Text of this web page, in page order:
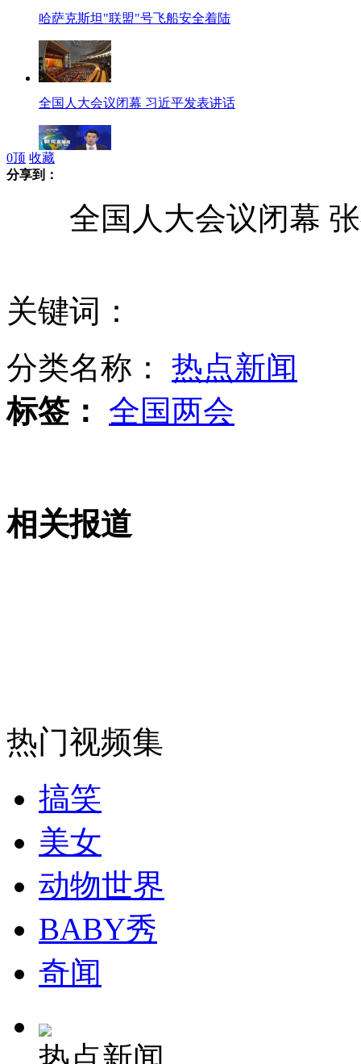
哈萨克斯坦"联盟"号飞船安全着陆
全国人大会议闭幕 习近平发表讲话
朝敦促美弃敌视政策 否则无意对话
阿民众游行抗议美特种部队滞留
女孩北京地铁殴打老人 痛下狠手拳打脚踢
无痛分娩是否安全 医生回应
外交部：反对强权政治霸凌主义
外交部：有关国家言论片面不公正
0顶 收藏
分享到：
全国人大会议闭幕 张
关键词：
分类名称： 热点新闻
标签：
全国两会
相关报道
热门视频集
搞笑
美女
动物世界
BABY秀
奇闻